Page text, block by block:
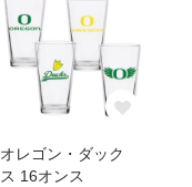
オレゴン・ダック
ス 16オンス